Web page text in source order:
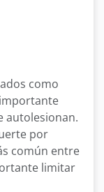
como
autolesionan.
por
común entre
limitar